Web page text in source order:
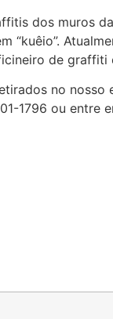
dos muros
“kuêio”.
de
no
1796 ou entre